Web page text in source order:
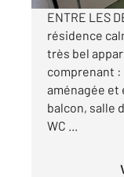
ENTRE LES
résidence
très bel
comprenant :
aménagée et
balcon, salle
WC ...